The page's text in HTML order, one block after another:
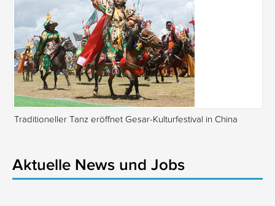
Traditioneller Tanz eröffnet Gesar-Kulturfestival in China
Aktuelle News und Jobs